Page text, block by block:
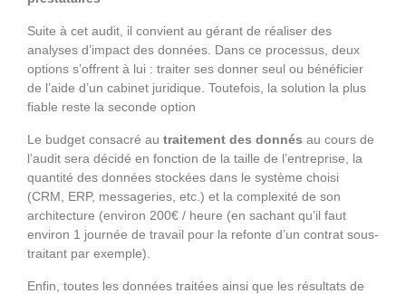
Suite à cet audit, il convient au gérant de réaliser des
analyses d’impact des données. Dans ce processus, deux
options s’offrent à lui : traiter ses donner seul ou bénéficier
de l’aide d’un cabinet juridique. Toutefois, la solution la plus
fiable reste la seconde option
Le budget consacré au traitement des donnés au cours de
l’audit sera décidé en fonction de la taille de l’entreprise, la
quantité des données stockées dans le système choisi
(CRM, ERP, messageries, etc.) et la complexité de son
architecture (environ 200€ / heure (en sachant qu’il faut
environ 1 journée de travail pour la refonte d’un contrat sous-
traitant par exemple).
Enfin, toutes les données traitées ainsi que les résultats de